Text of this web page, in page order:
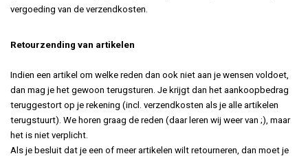
vergoeding van de verzendkosten.
Retourzending van artikelen
Indien een artikel om welke reden dan ook niet aan je wensen voldoet,
dan mag je het gewoon terugsturen. Je krijgt dan het aankoopbedrag
teruggestort op je rekening (incl. verzendkosten als je alle artikelen
terugstuurt). We horen graag de reden (daar leren wij weer van ;), maar
het is niet verplicht.
Als je besluit dat je een of meer artikelen wilt retourneren, dan moet je